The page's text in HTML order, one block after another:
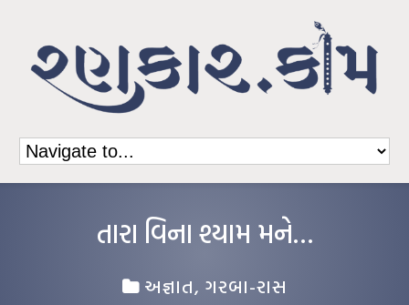
તારા વિના શ્યામ મને…
અજ્ઞાત, ગરબા-રાસ